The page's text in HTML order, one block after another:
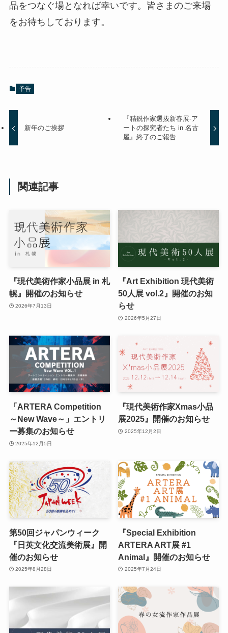
品をつなぐ場となれば幸いです。皆さまのご来場
をお待ちしております。
予告
新年のご挨拶
『精鋭作家選抜新春展‐ア
ートの探究者たち in 名古
屋』終了のご報告
関連記事
『現代美術作家小品展 in 札
幌』開催のお知らせ
2026年7月13日
『Art Exhibition 現代美術
50人展 vol.2』開催のお知
らせ
2026年5月27日
「ARTERA Competition
～New Wave～」エントリ
ー募集のお知らせ
2025年12月5日
『現代美術作家Xmas小品
展2025』開催のお知らせ
2025年12月2日
第50回ジャパンウィーク
『日英文化交流美術展』開
催のお知らせ
2025年8月28日
『Special Exhibition
ARTERA ART展 #1
Animal』開催のお知らせ
2025年7月24日